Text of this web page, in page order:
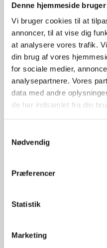
Denne hjemmeside
Vi bruger cookies til at
annoncer, til at vise dig
at analysere vores trafik.
din brug af vores
for sociale medier,
analysepartnere. Vores
data med andre
de har indsamlet fra din
Nødvendig
Præferencer
Statistik
Marketing
Rothenberger Glidering
Rothenberger
Ekskl. moms